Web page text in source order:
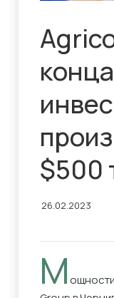
$500
26.02.2023
М